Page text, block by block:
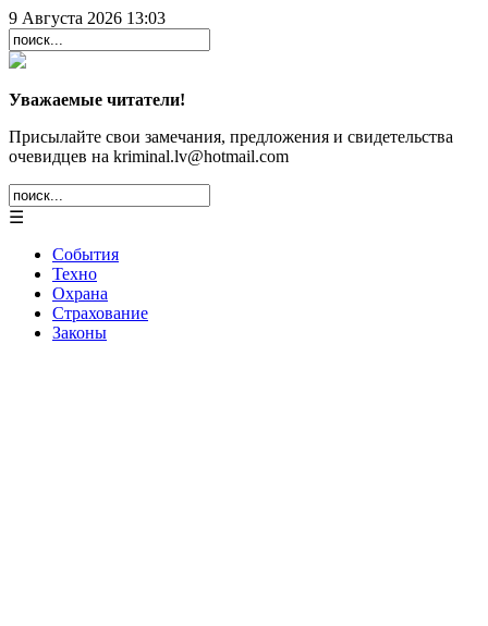
9 Августа 2026 13:03
Уважаемые читатели!
Присылайте свои замечания, предложения и свидетельства
очевидцев на kriminal.lv@hotmail.com
☰
События
Техно
Охрана
Страхование
Законы